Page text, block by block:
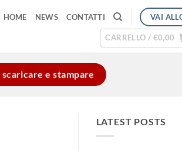
HOME NEWS CONTATTI VAI
CARRELLO / €0,00
e stampare
LATEST POSTS